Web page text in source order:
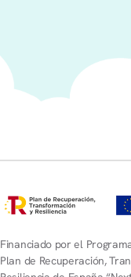
Financiado por el
Plan de Recuperación,